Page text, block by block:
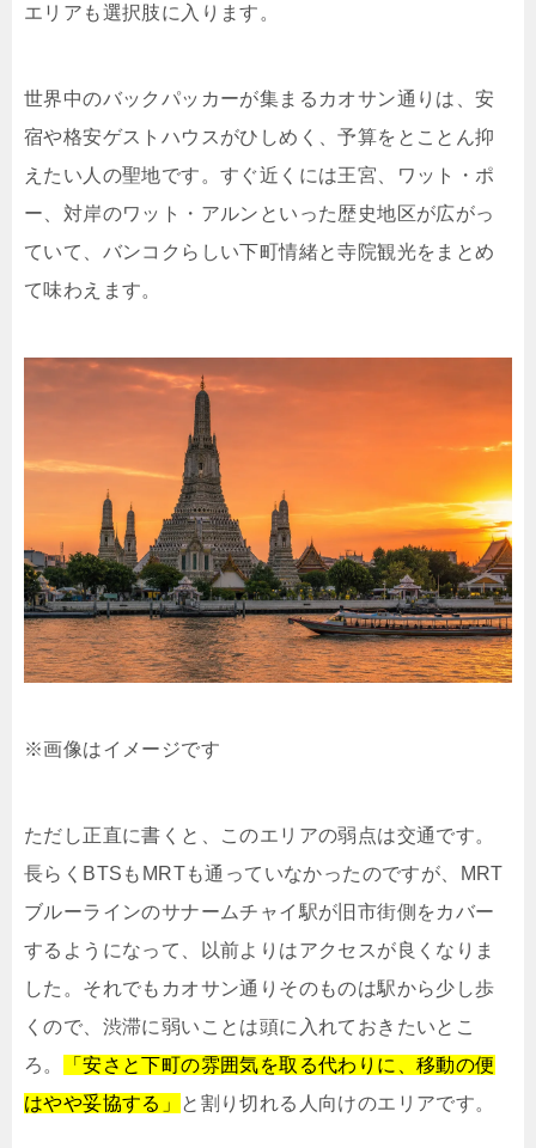
エリアも選択肢に入ります。
世界中のバックパッカーが集まるカオサン通りは、安
宿や格安ゲストハウスがひしめく、予算をとことん抑
えたい人の聖地です。すぐ近くには王宮、ワット・ポ
ー、対岸のワット・アルンといった歴史地区が広がっ
ていて、バンコクらしい下町情緒と寺院観光をまとめ
て味わえます。
※画像はイメージです
ただし正直に書くと、このエリアの弱点は交通です。
長らくBTSもMRTも通っていなかったのですが、MRT
ブルーラインのサナームチャイ駅が旧市街側をカバー
するようになって、以前よりはアクセスが良くなりま
した。それでもカオサン通りそのものは駅から少し歩
くので、渋滞に弱いことは頭に入れておきたいとこ
ろ。
「安さと下町の雰囲気を取る代わりに、移動の便
はやや妥協する」
と割り切れる人向けのエリアです。